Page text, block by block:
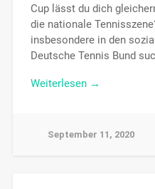
Cup lässt du dich
die nationale
insbesondere in den
Deutsche Tennis Bund
Weiterlesen →
September 11, 2020